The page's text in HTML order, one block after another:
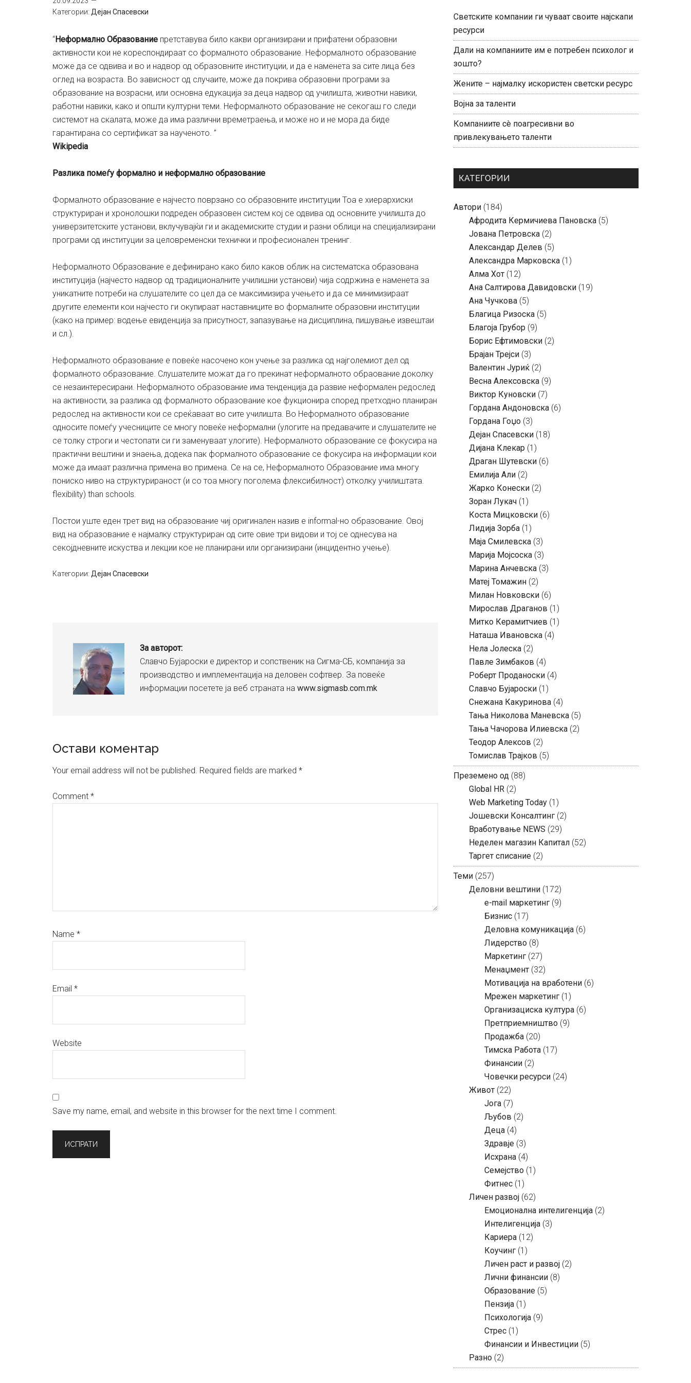
Категории: Дејан Спасевски
“Неформално Образование претставува било какви организирани и прифатени образовни
активности кои не кореспондираат со формалното образование. Неформалното образование
може да се одвива и во и надвор од образовните институции, и да е наменета за сите лица без
оглед на возраста. Во зависност од случаите, може да покрива образовни програми за
образование на возрасни, или основна едукација за деца надвор од училишта, животни навики,
работни навики, како и општи културни теми. Неформалното образование не секогаш го следи
системот на скалата, може да има различни времетраења, и може но и не мора да биде
гарантирана со сертификат за наученото. ”
Wikipedia
Разлика помеѓу формално и неформално образование
Формалното образование е најчесто поврзано со образовните институции Тоа е хиерархиски
структуриран и хронолошки подреден образовен систем кој се одвива од основните училишта до
универзитетските установи, вклучувајќи ги и академиските студии и разни облици на специјализирани
програми од институции за целовременски технички и професионален тренинг.
Неформалното Образование е дефинирано како било каков облик на систематска образована
институција (најчесто надвор од традиционалните училишни установи) чија содржина е наменета за
уникатните потреби на слушателите со цел да се максимизира учењето и да се минимизираат
другите елементи кои најчесто ги окупираат наставниците во формалните образовни институции
(како на пример: водење евиденција за присутност, запазување на дисциплина, пишување извештаи
и сл.).
Неформалното образование е повеќе насочено кон учење за разлика од најголемиот дел од
формалното образование. Слушателите можат да го прекинат неформалното обраование доколку
се незаинтересирани. Неформалното образование има тенденција да развие неформален редослед
на активности, за разлика од формалното образование кое фукционира според претходно планиран
редослед на активности кои се среќаваат во сите училишта. Во Неформалното образование
односите помеѓу учесниците се многу повеќе неформални (улогите на предавачите и слушателите не
се толку строги и честопати си ги заменуваат улогите). Неформалното образование се фокусира на
практични вештини и знаења, додека пак формалното образование се фокусира на информации кои
може да имаат различна примена во примена. Се на се, Неформалното Образование има многу
пониско ниво на структурираност (и со тоа многу поголема флексибилност) отколку училиштата.
flexibility) than schools.
Постои уште еден трет вид на образование чиј оригинален назив е informal-но образование. Овој
вид на образование е најмалку структуриран од сите овие три видови и тој се однесува на
секојдневните искуства и лекции кое не планирани или организирани (инцидентно учење).
Категории: Дејан Спасевски
За авторот:
Славчо Бујароски е директор и сопственик на Сигма-СБ, компанија за
производство и имплементација на деловен софтвер. За повеќе
информации посетете ја веб страната на www.sigmasb.com.mk
Reader
Interactions
Остави коментар
Your email address will not be published. Required fields are marked *
Comment *
Name *
Email *
Website
Save my name, email, and website in this browser for the next time I comment.
Светските компании ги чуваат своите најскапи
ресурси
Дали на компаниите им е потребен психолог и
зошто?
Жените – најмалку искористен светски ресурс
Војна за таленти
Компаниите сè поагресивни во
привлекувањето таленти
КАТЕГОРИИ
Автори (184)
Aфродита Кермичиева Пановска (5)
Јована Петровска (2)
Александар Делев (5)
Александра Марковска (1)
Алма Хот (12)
Ана Салтирова Давидовски (19)
Ана Чучкова (5)
Благица Ризоска (5)
Благоја Грубор (9)
Борис Ефтимовски (2)
Брајан Трејси (3)
Валентин Јуриќ (2)
Весна Алексовска (9)
Виктор Куновски (7)
Гордана Андоновска (6)
Гордана Гоџо (3)
Дејан Спасевски (18)
Дијана Клекар (1)
Драган Шутевски (6)
Емилија Али (2)
Жарко Конески (2)
Зоран Лукач (1)
Коста Мицковски (6)
Лидија Зорба (1)
Маја Смилевска (3)
Марија Мојсоска (3)
Марина Анчевска (3)
Матеј Томажин (2)
Милан Новковски (6)
Мирослав Драганов (1)
Митко Керамитчиев (1)
Наташа Ивановска (4)
Нела Јолеска (2)
Павле Зимбаков (4)
Роберт Проданоски (4)
Славчо Бујароски (1)
Снежана Какуринова (4)
Тања Николова Маневска (5)
Тања Чачорова Илиевска (2)
Теодор Алексов (2)
Томислав Трајков (5)
Преземено од (88)
Global HR (2)
Web Marketing Today (1)
Јошевски Консалтинг (2)
Вработување NEWS (29)
Неделен магазин Капитал (52)
Таргет списание (2)
Теми (257)
Деловни вештини (172)
e-mail маркетинг (9)
Бизнис (17)
Деловна комуникација (6)
Лидерство (8)
Маркетинг (27)
Менаџмент (32)
Мотивација на вработени (6)
Мрежен маркетинг (1)
Организациска култура (6)
Претприемништво (9)
Продажба (20)
Тимска Работа (17)
Финансии (2)
Човечки ресурси (24)
Живот (22)
Јога (7)
Љубов (2)
Деца (4)
Здравје (3)
Исхрана (4)
Семејство (1)
Фитнес (1)
Личен развој (62)
Емоционална интелигенција (2)
Интелигенција (3)
Кариера (12)
Коучинг (1)
Личен раст и развој (2)
Лични финансии (8)
Образование (5)
Пензија (1)
Психологија (9)
Стрес (1)
Финансии и Инвестиции (5)
Разно (2)